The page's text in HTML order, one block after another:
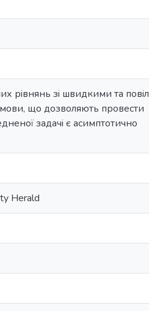
рiвнянь зi швидкими та
що дозволяють провести
задачi є асимптотично
Herald